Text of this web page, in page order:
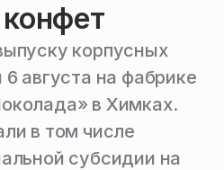
корпусных
августа на фабрике
в Химках.
в том числе
субсидии на